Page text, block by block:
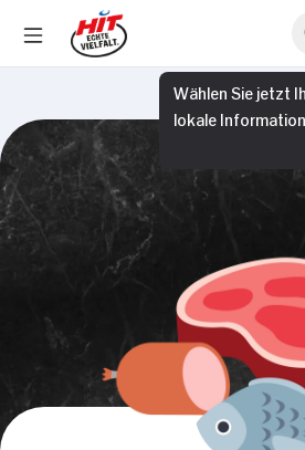
Wählen Sie jetzt
lokale